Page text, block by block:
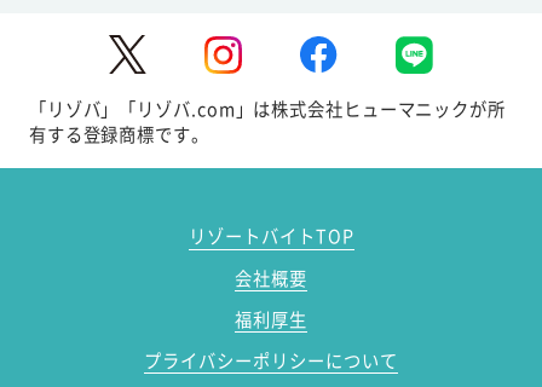
「リゾバ」「リゾバ.com」は株式会社ヒューマニックが所
有する登録商標です。
リゾートバイトTOP
会社概要
福利厚生
プライバシーポリシーについて